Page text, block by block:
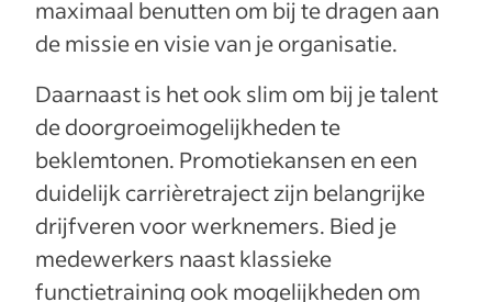
maximaal benutten om bij te dragen aan
de missie en visie van je organisatie.
Daarnaast is het ook slim om bij je talent
de doorgroeimogelijkheden te
beklemtonen. Promotiekansen en een
duidelijk carrièretraject zijn belangrijke
drijfveren voor werknemers. Bied je
medewerkers naast klassieke
functietraining ook mogelijkheden om